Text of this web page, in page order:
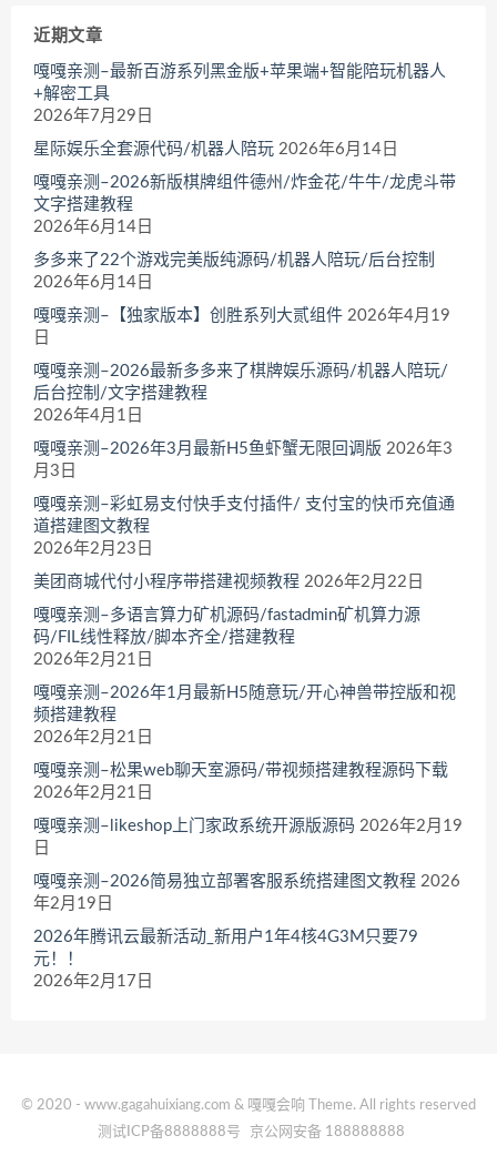
近期文章
嘎嘎亲测–最新百游系列黑金版+苹果端+智能陪玩机器人
+解密工具
2026年7月29日
星际娱乐全套源代码/机器人陪玩 2026年6月14日
嘎嘎亲测–2026新版棋牌组件德州/炸金花/牛牛/龙虎斗带
文字搭建教程
2026年6月14日
多多来了22个游戏完美版纯源码/机器人陪玩/后台控制
2026年6月14日
嘎嘎亲测–【独家版本】创胜系列大贰组件 2026年4月19
日
嘎嘎亲测–2026最新多多来了棋牌娱乐源码/机器人陪玩/
后台控制/文字搭建教程
2026年4月1日
嘎嘎亲测–2026年3月最新H5鱼虾蟹无限回调版 2026年3
月3日
嘎嘎亲测–彩虹易支付快手支付插件/ 支付宝的快币充值通
道搭建图文教程
2026年2月23日
美团商城代付小程序带搭建视频教程 2026年2月22日
嘎嘎亲测–多语言算力矿机源码/fastadmin矿机算力源
码/FIL线性释放/脚本齐全/搭建教程
2026年2月21日
嘎嘎亲测–2026年1月最新H5随意玩/开心神兽带控版和视
频搭建教程
2026年2月21日
嘎嘎亲测–松果web聊天室源码/带视频搭建教程源码下载
2026年2月21日
嘎嘎亲测–likeshop上门家政系统开源版源码 2026年2月19
日
嘎嘎亲测–2026简易独立部署客服系统搭建图文教程 2026
年2月19日
2026年腾讯云最新活动_新用户1年4核4G3M只要79
元！！
2026年2月17日
© 2020 - www.gagahuixiang.com & 嘎嘎会响 Theme. All rights reserved
测试ICP备8888888号
京公网安备 188888888